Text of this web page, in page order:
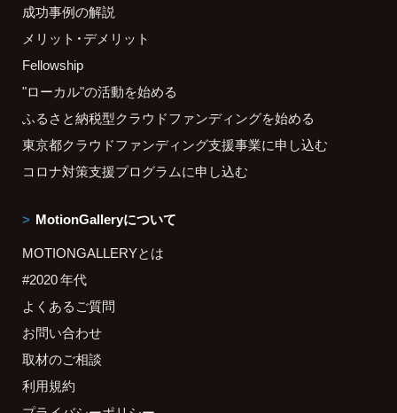
成功事例の解説
メリット・デメリット
Fellowship
"ローカル"の活動を始める
ふるさと納税型クラウドファンディングを始める
東京都クラウドファンディング支援事業に申し込む
コロナ対策支援プログラムに申し込む
MotionGalleryについて
MOTIONGALLERYとは
#2020 年代
よくあるご質問
お問い合わせ
取材のご相談
利用規約